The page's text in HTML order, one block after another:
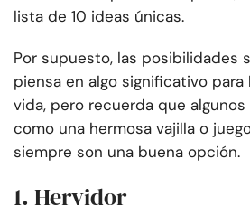
lista de 10 ideas únicas.
Por supuesto, las posibilidades
piensa en algo significativo
vida, pero recuerda que
como una hermosa vajilla o
siempre son una buena opción.
1. Hervidor